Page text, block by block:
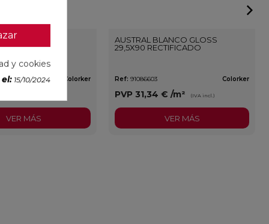
GLOSS
Colorker
VER MÁS
AUSTRAL BLANCO GLOSS
29,5X90 RECTIFICADO
Ref: 91086603 Colorker
PVP 31,34 €/m² (IVA incl.)
VER MÁS
y cookies
15/10/2024